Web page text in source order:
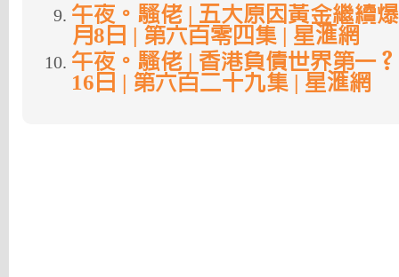
午夜。騷佬 | 五大原因黃金繼續
月8日 | 第六百零四集 | 星滙網
午夜。騷佬 | 香港負債世界第一
16日 | 第六百二十九集 | 星滙網